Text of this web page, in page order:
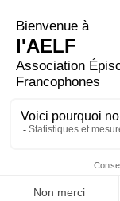
RÉPONS
V/ Je te rends
tu es pour moi le
ORAISON
unique demeure